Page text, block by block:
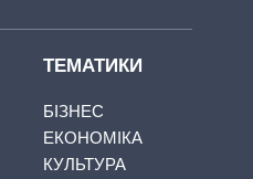
ТЕМАТИКИ
БІЗНЕС
ЕКОНОМІКА
КУЛЬТУРА